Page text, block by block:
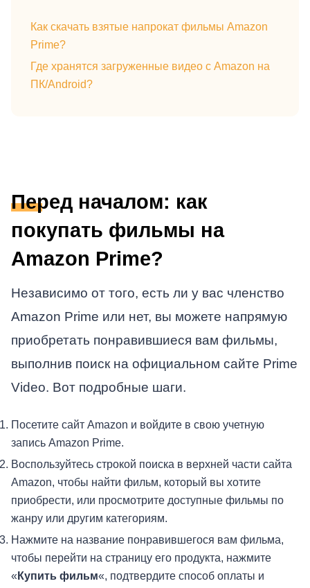
Как скачать взятые напрокат фильмы Amazon
Prime?
Где хранятся загруженные видео с Amazon на
ПК/Android?
Перед началом: как
покупать фильмы на
Amazon Prime?
Независимо от того, есть ли у вас членство
Amazon Prime или нет, вы можете напрямую
приобретать понравившиеся вам фильмы,
выполнив поиск на официальном сайте Prime
Video. Вот подробные шаги.
Посетите сайт Amazon и войдите в свою учетную
запись Amazon Prime.
Воспользуйтесь строкой поиска в верхней части сайта
Amazon, чтобы найти фильм, который вы хотите
приобрести, или просмотрите доступные фильмы по
жанру или другим категориям.
Нажмите на название понравившегося вам фильма,
чтобы перейти на страницу его продукта, нажмите
« Купить фильм«, подтвердите способ оплаты и